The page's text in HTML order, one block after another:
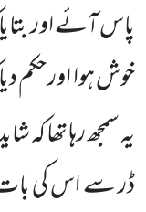
پاس آئے اور
خوش ہوا اور
یہ سمجھ رہا تھا کہ
ڈر سے اس کی